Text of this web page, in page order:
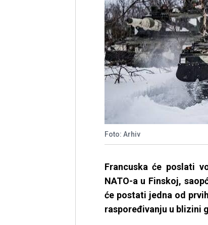
Foto: Arhiv
Francuska će poslati
NATO-a u Finskoj,
će postati jedna od
raspoređivanju u blizini